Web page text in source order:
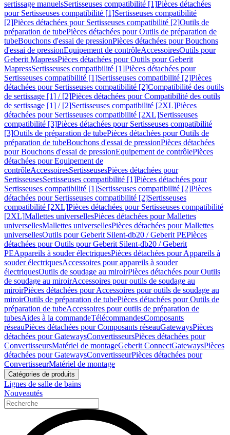
sertissage manuelsSertisseuses compatibilité [1]Pièces détachées
pour Sertisseuses compatibilité [1]Sertisseuses compatibilité
[2]Pièces détachées pour Sertisseuses compatibilité [2]Outils de
préparation de tubePièces détachées pour Outils de préparation de
tubeBouchons d'essai de pressionPièces détachées pour Bouchons
d'essai de pressionEquipement de contrôleAccessoiresOutils pour
Geberit MapressPièces détachées pour Outils pour Geberit
MapressSertisseuses compatibilité [1]Pièces détachées pour
Sertisseuses compatibilité [1]Sertisseuses compatibilité [2]Pièces
détachées pour Sertisseuses compatibilité [2]Compatibilité des outils
de sertissage [1] / [2]Pièces détachées pour Compatibilité des outils
de sertissage [1] / [2]Sertisseuses compatibilité [2XL]Pièces
détachées pour Sertisseuses compatibilité [2XL]Sertisseuses
compatibilité [3]Pièces détachées pour Sertisseuses compatibilité
[3]Outils de préparation de tubePièces détachées pour Outils de
préparation de tubeBouchons d'essai de pressionPièces détachées
pour Bouchons d'essai de pressionEquipement de contrôlePièces
détachées pour Equipement de
contrôleAccessoiresSertisseusesPièces détachées pour
SertisseusesSertisseuses compatibilité [1]Pièces détachées pour
Sertisseuses compatibilité [1]Sertisseuses compatibilité [2]Pièces
détachées pour Sertisseuses compatibilité [2]Sertisseuses
compatibilité [2XL]Pièces détachées pour Sertisseuses compatibilité
[2XL]Mallettes universellesPièces détachées pour Mallettes
universellesMallettes universellesPièces détachées pour Mallettes
universellesOutils pour Geberit Silent-db20 / Geberit PEPièces
détachées pour Outils pour Geberit Silent-db20 / Geberit
PEAppareils à souder électriquesPièces détachées pour Appareils à
souder électriquesAccessoires pour appareils à souder
électriquesOutils de soudage au miroirPièces détachées pour Outils
de soudage au miroirAccessoires pour outils de soudage au
miroirPièces détachées pour Accessoires pour outils de soudage au
miroirOutils de préparation de tubePièces détachées pour Outils de
préparation de tubeAccessoires pour outils de préparation de
tubesAides à la commandeTélécommandesComposants
réseauPièces détachées pour Composants réseauGatewaysPièces
détachées pour GatewaysConvertisseursPièces détachées pour
ConvertisseursMatériel de montageGeberit ConnectGatewaysPièces
détachées pour GatewaysConvertisseurPièces détachées pour
ConvertisseurMatériel de montage
Catégories de produits
Lignes de salle de bains
Nouveautés